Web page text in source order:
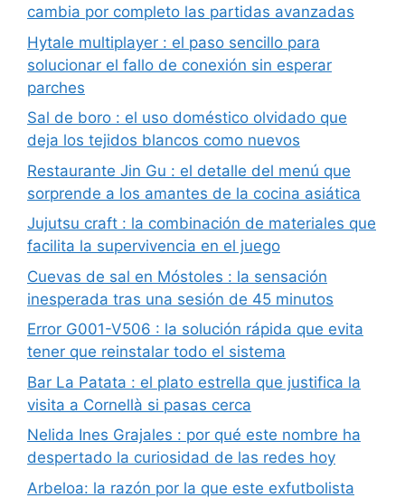
cambia por completo las partidas avanzadas
Hytale multiplayer : el paso sencillo para
solucionar el fallo de conexión sin esperar
parches
Sal de boro : el uso doméstico olvidado que
deja los tejidos blancos como nuevos
Restaurante Jin Gu : el detalle del menú que
sorprende a los amantes de la cocina asiática
Jujutsu craft : la combinación de materiales que
facilita la supervivencia en el juego
Cuevas de sal en Móstoles : la sensación
inesperada tras una sesión de 45 minutos
Error G001-V506 : la solución rápida que evita
tener que reinstalar todo el sistema
Bar La Patata : el plato estrella que justifica la
visita a Cornellà si pasas cerca
Nelida Ines Grajales : por qué este nombre ha
despertado la curiosidad de las redes hoy
Arbeloa: la razón por la que este exfutbolista